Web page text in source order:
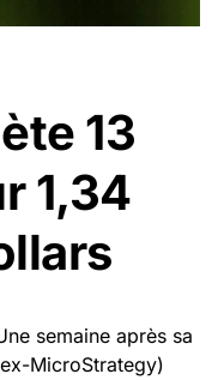
13
1,34
semaine après sa
MicroStrategy)